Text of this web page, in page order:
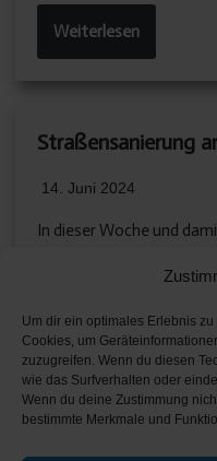
Um dir ein optimales Erlebnis
Cookies, um
zuzugreifen. Wenn du diesen
wie das Surfverhalten oder
Wenn du deine Zustimmung
bestimmte Merkmale und
Weiterlesen
Straßensanierung
14. Juni 2024
In dieser Woche und
Weiterlesen